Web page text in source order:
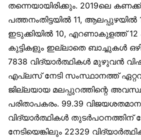
തന്നെയായിരിക്കും. 2019ലെ
പത്തനംതിട്ടയിൽ 11, ആലപ്പുഴയിൽ
ഇടുക്കിയിൽ 10, എറണാകുളത്ത് 12
കുട്ടികളും ഇല്ലാതെ ബാച്ചുകൾ
7838 വിദ്യാർത്ഥികൾ മുഴുവൻ
എപ്ലസ് നേടി സംസ്ഥാനത്ത്
ജില്ലയായ മലപ്പുറത്തിന്റെ
പരിതാപകരം. 99.39
വിദ്യാർത്ഥികൾ
നേടിയെങ്കിലും 22329